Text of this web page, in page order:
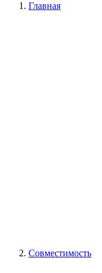
Главная
Совместимость